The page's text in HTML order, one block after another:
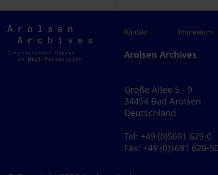
Arolsen
Archives
Kontakt Impressum
Arolsen Archives
Große Allee 5 - 9
34454 Bad Arolsen
Deutschland
Tel: +49 (0)5691 629-0
Fax: +49 (0)5691 629-